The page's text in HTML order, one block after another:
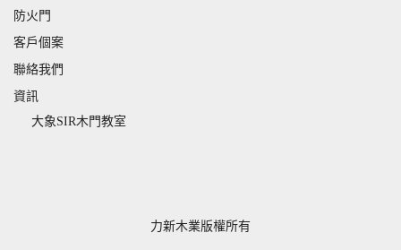
防火門
客戶個案
聯絡我們
資訊
大象SIR木門教室
力新木業版權所有